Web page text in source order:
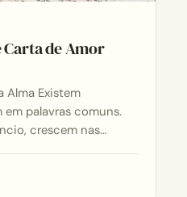
Carta de Amor
Alma Existem
palavras comuns.
crescem nas…